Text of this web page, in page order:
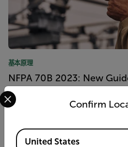
基本原理
NFPA 70B 2023: New
Electric Inspections
Confirm
Select your preferred country and
Available Locations
United States